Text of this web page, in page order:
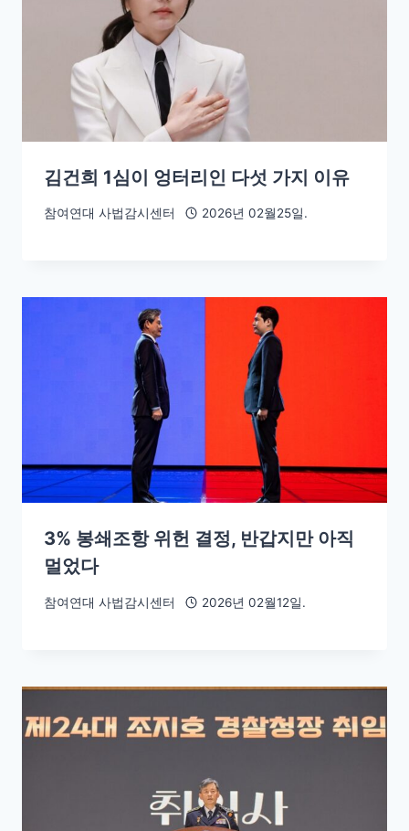
김건희 1심이 엉터리인 다섯 가지 이유
참여연대 사법감시센터 2026년 02월25일.
3% 봉쇄조항 위헌 결정, 반갑지만 아직
멀었다
참여연대 사법감시센터 2026년 02월12일.